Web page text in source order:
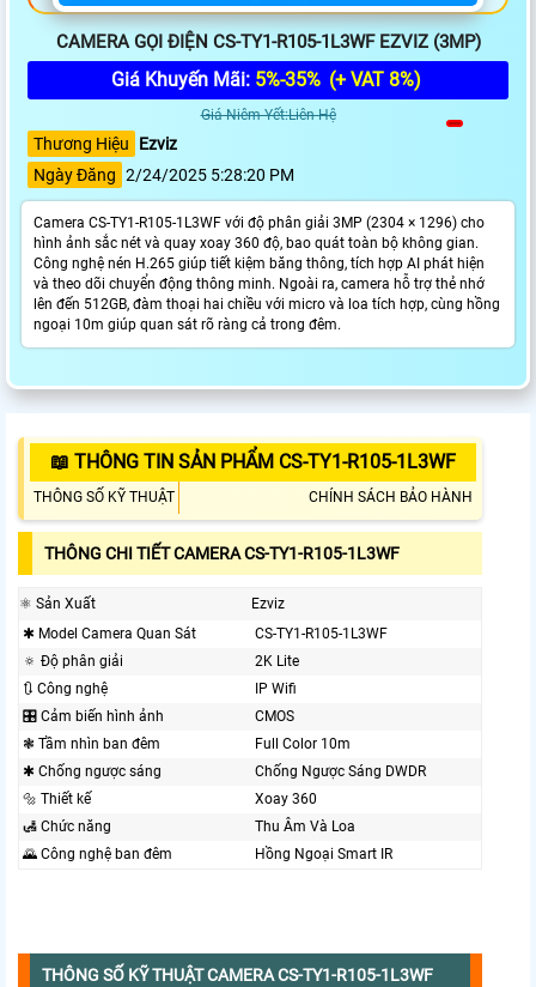
CAMERA GỌI ĐIỆN CS-TY1-R105-1L3WF EZVIZ (3MP)
Giá Khuyến Mãi: 5%-35% (+ VAT 8%)
Giá Niêm Yết:Liên Hệ
Thương Hiệu
Ezviz
Ngày Đăng 2/24/2025 5:28:20 PM
Camera CS-TY1-R105-1L3WF với độ phân giải 3MP (2304 × 1296) cho
hình ảnh sắc nét và quay xoay 360 độ, bao quát toàn bộ không gian.
Công nghệ nén H.265 giúp tiết kiệm băng thông, tích hợp AI phát hiện
và theo dõi chuyển động thông minh. Ngoài ra, camera hỗ trợ thẻ nhớ
lên đến 512GB, đàm thoại hai chiều với micro và loa tích hợp, cùng hồng
ngoại 10m giúp quan sát rõ ràng cả trong đêm.
📖 THÔNG TIN SẢN PHẨM CS-TY1-R105-1L3WF
THÔNG SỐ KỸ THUẬT CHÍNH SÁCH BẢO HÀNH
THÔNG CHI TIẾT CAMERA CS-TY1-R105-1L3WF
⚛️ Sản Xuất
Ezviz
✱ Model Camera Quan Sát
CS-TY1-R105-1L3WF
🔅 Độ phân giải
2K Lite
🔃 Công nghệ
IP Wifi
🎛 Cảm biến hình ảnh
CMOS
❃ Tầm nhìn ban đêm
Full Color 10m
✱ Chống ngược sáng
Chống Ngược Sáng DWDR
🔩 Thiết kế
Xoay 360
🛃 Chức năng
Thu Âm Và Loa
🌄 Công nghệ ban đêm
Hồng Ngoại Smart IR
THÔNG SỐ KỸ THUẬT CAMERA CS-TY1-R105-1L3WF